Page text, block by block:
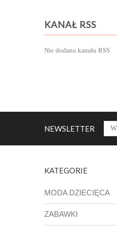
KANAŁ RSS
Nie dodano kanału RSS
NEWSLETTER
KATEGORIE
MODA DZIECIĘCA
ZABAWKI